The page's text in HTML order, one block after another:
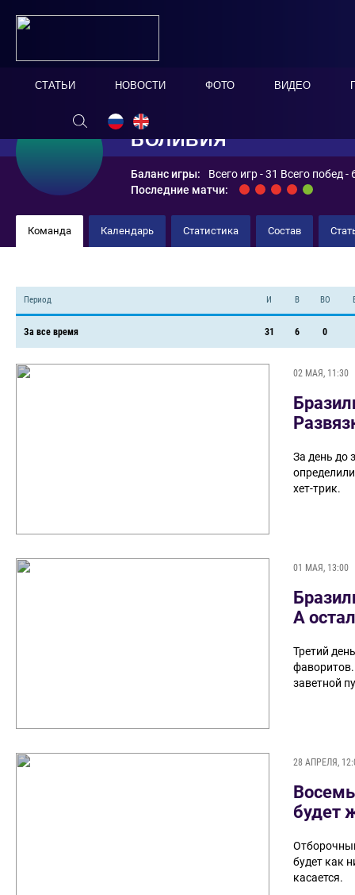
СТАТЬИ НОВОСТИ ФОТО ВИДЕО
БОЛИВИЯ
Баланс игры:
Всего игр - 31 Всего побед
Последние матчи:
Команда Календарь Статистика Состав
Период И В ВО
За все время 31 6 0
02 МАЯ, 11:30
За день до
хет-трик.
01 МАЯ, 13:00
А
Третий
фаворитов.
заветной
28 АПРЕЛЯ,
будет
будет как
касается.